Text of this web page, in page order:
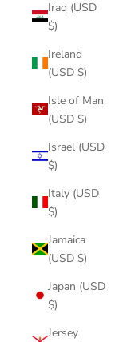
Iraq (USD
$)
Ireland
(USD $)
Isle of Man
(USD $)
Israel (USD
$)
Italy (USD
$)
Jamaica
(USD $)
Japan (USD
$)
Jersey